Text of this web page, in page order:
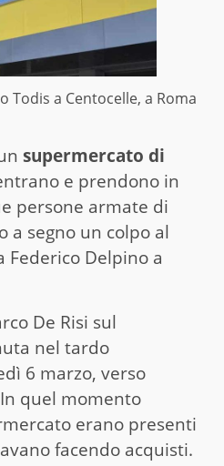
Todis a Centocelle, a Roma
supermercato di
e prendono in
persone armate di
a segno un colpo al
Federico Delpino a
De Risi sul
nel tardo
6 marzo, verso
quel momento
erano presenti
facendo acquisti.